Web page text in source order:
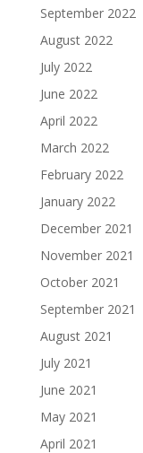
September 2022
August 2022
July 2022
June 2022
April 2022
March 2022
February 2022
January 2022
December 2021
November 2021
October 2021
September 2021
August 2021
July 2021
June 2021
May 2021
April 2021